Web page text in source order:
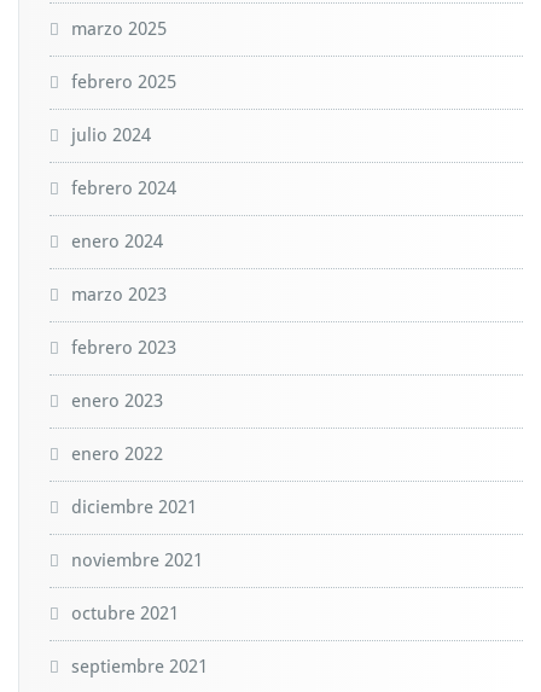
marzo 2025
febrero 2025
julio 2024
febrero 2024
enero 2024
marzo 2023
febrero 2023
enero 2023
enero 2022
diciembre 2021
noviembre 2021
octubre 2021
septiembre 2021